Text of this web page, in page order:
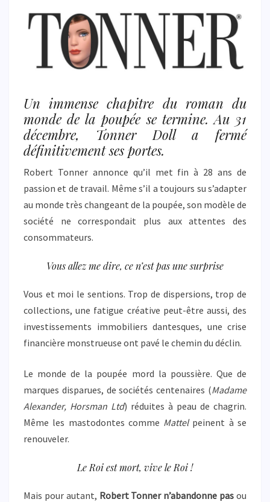
(
Un immense chapitre du roman du
monde de la poupée se termine. Au 31
décembre, Tonner Doll a fermé
définitivement ses portes.
Robert Tonner annonce qu’il met fin à 28 ans de
passion et de travail. Même s’il a toujours su s’adapter
au monde très changeant de la poupée, son modèle de
société ne correspondait plus aux attentes des
consommateurs.
Vous allez me dire, ce n’est pas une surprise
Vous et moi le sentions. Trop de dispersions, trop de
collections, une fatigue créative peut-être aussi, des
investissements immobiliers dantesques, une crise
financière monstrueuse ont pavé le chemin du déclin.
Le monde de la poupée mord la poussière. Que de
marques disparues, de sociétés centenaires (Madame
Alexander, Horsman Ltd) réduites à peau de chagrin.
Même les mastodontes comme Mattelpeinent à se
renouveler.
Le Roi est mort, vive le Roi !
Mais pour autant, Robert Tonner n’abandonne pas ou